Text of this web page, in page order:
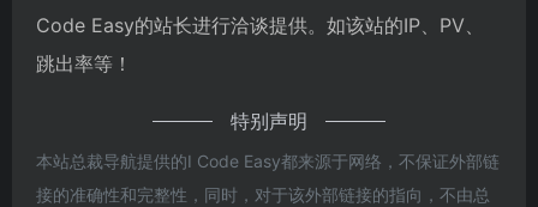
Code Easy的站长进行洽谈提供。如该站的IP、PV、
跳出率等！
特别声明
本站总裁导航提供的I Code Easy都来源于网络，不保证外部链
接的准确性和完整性，同时，对于该外部链接的指向，不由总